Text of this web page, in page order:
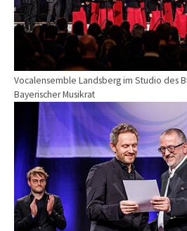
Vocalensemble Landsberg im Studio des
Bayerischer Musikrat
Show larger version